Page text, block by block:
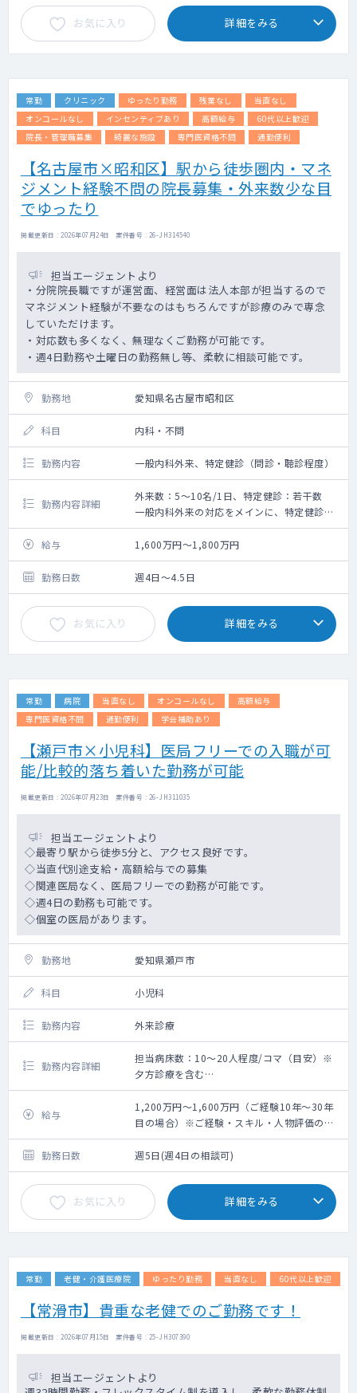
・電子カルテ有（メーカー：ソフトウエアサ
ービス）
・オーダーリング有（メーカー：ソフトウエ
ンズ）
の場合1,040万円、ご経験20年目の場合
1,330万円、ご経験30年目の場合1,610万円
※但し、スキル等に応じてこの限りではない
※上記年俸幅は、採用面談での人物評価、業
お気に入り 詳細をみる
常勤 クリニック ゆったり勤務 残業なし
当直なし
オンコールなし
インセンティブあり 高額給与
60代以上歓迎
院長・管理職募集
綺麗な施設 専門医資格不問 通勤便利
【名古屋市×昭和区】駅から徒歩圏内・マネ
ジメント経験不問の院長募集・外来数少な目
でゆったり
掲載更新日 : 2026年07月24日 案件番号 : 26-JH314540
担当エージェントより
・分院院長職ですが運営面、経営面は法人本部が担当するので
マネジメント経験が不要なのはもちろんですが診療のみで専念
していただけます。
・対応数も多くなく、無理なくご勤務が可能です。
・週4日勤務や土曜日の勤務無し等、柔軟に相談可能です。
勤務地 愛知県名古屋市昭和区
科目 内科・不問
勤務内容 一般内科外来、特定健診（問診・聴診程度）
勤務内容詳細
外来数：5～10名/1日、特定健診：若干数
一般内科外来の対応をメインに、特定健診も
若干数、および可能でしたら同法人のクリニ
ックの健診の読影もお願い致します。
4月開院したばかりですので外来数は5～10名
程度となっております。
給与 1,600万円～1,800万円
勤務日数 週4日～4.5日
お気に入り 詳細をみる
常勤 病院 当直なし オンコールなし
高額給与
専門医資格不問
通勤便利 学会補助あり
【瀬戸市×小児科】医局フリーでの入職が可
能/比較的落ち着いた勤務が可能
掲載更新日 : 2026年07月23日 案件番号 : 26-JH311035
担当エージェントより
◇最寄り駅から徒歩5分と、アクセス良好です。
◇当直代別途支給・高額給与での募集
◇関連医局なく、医局フリーでの勤務が可能です。
◇週4日の勤務も可能です。
◇個室の医局があります。
勤務地 愛知県瀬戸市
科目 小児科
勤務内容 外来診療
勤務内容詳細
担当病床数：10～20人程度/コマ（目安）※
夕方診療を含む
外来診療をお願いします。
【外来診療】
-10～12コマ程度/週（目安）※夕方診察を含
む
※午前外来、夕方外来等の担当コマ数は、面
談を通じてお話し合いの上で最終確定いたし
ます。
-受診者数：20～30人程度/コマ（目安）
方の入院は稀です。
り、日曜・祝日の午前中(1～2時間程度)に病
給与
1,200万円～1,600万円（ご経験10年～30年
目の場合）※ご経験・スキル・人物評価の上
査定
勤務日数
週5日(週4日の相談可)
お気に入り 詳細をみる
常勤 老健・介護医療院 ゆったり勤務 当直なし 60代以上歓迎
【常滑市】貴重な老健でのご勤務です！
掲載更新日 : 2026年07月15日 案件番号 : 25-JH307390
担当エージェントより